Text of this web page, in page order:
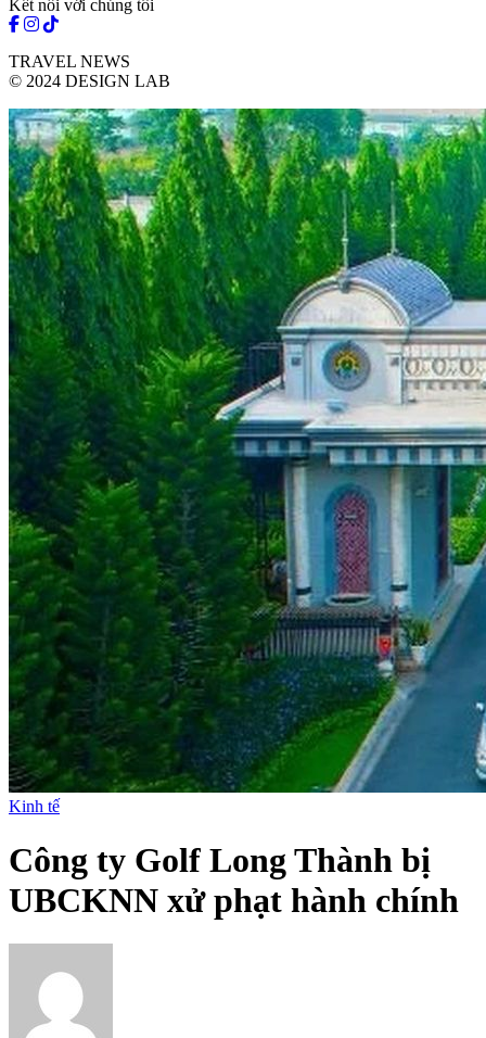
Kết nối với chúng tôi
TRAVEL NEWS
© 2024 DESIGN LAB
Kinh tế
Công ty Golf Long Thành bị
UBCKNN xử phạt hành chính